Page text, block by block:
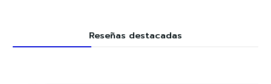
Reseñas destacadas